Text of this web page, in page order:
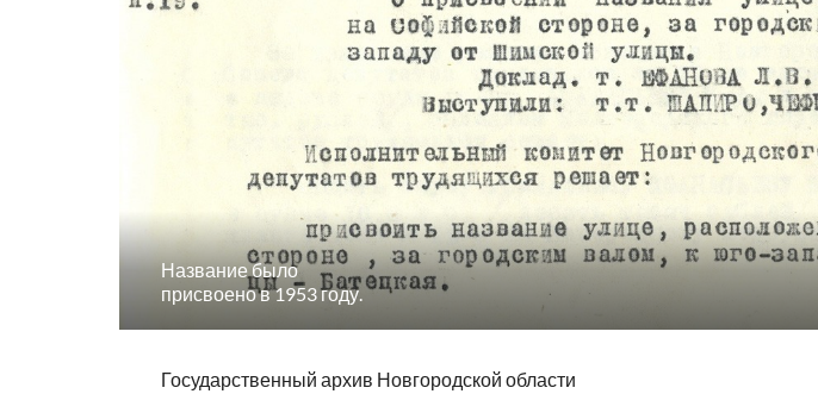
Название было
присвоено в 1953 году.
Государственный архив Новгородской области